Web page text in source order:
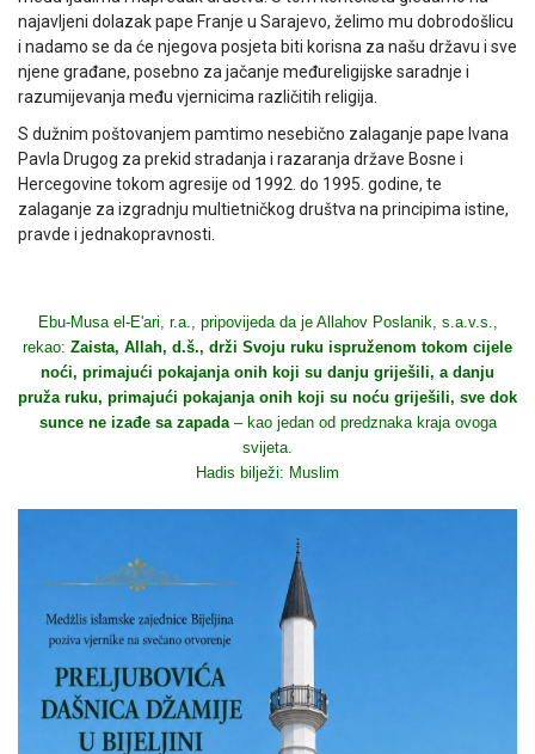
najavljeni dolazak pape Franje u Sarajevo, želimo mu dobrodošlicu
i nadamo se da će njegova posjeta biti korisna za našu državu i sve
njene građane, posebno za jačanje međureligijske saradnje i
razumijevanja među vjernicima različitih religija.
S dužnim poštovanjem pamtimo nesebično zalaganje pape Ivana
Pavla Drugog za prekid stradanja i razaranja države Bosne i
Hercegovine tokom agresije od 1992. do 1995. godine, te
zalaganje za izgradnju multietničkog društva na principima istine,
pravde i jednakopravnosti.
Ebu-Musa el-E'ari, r.a., pripovijeda da je Allahov Poslanik, s.a.v.s.,
rekao: Zaista, Allah, d.š., drži Svoju ruku ispruženom tokom cijele
noći, primajući pokajanja onih koji su danju griješili, a danju
pruža ruku, primajući pokajanja onih koji su noću griješili, sve dok
sunce ne izađe sa zapada– kao jedan od predznaka kraja ovoga
svijeta.
Hadis bilježi: Muslim